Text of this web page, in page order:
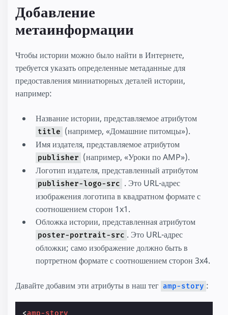
Добавление
метаинформации
Чтобы истории можно было найти в Интернете,
требуется указать определенные метаданные для
предоставления миниатюрных деталей истории,
например:
Название истории, представляемое атрибутом
title (например, «Домашние питомцы»).
Имя издателя, представляемое атрибутом
publisher (например, «Уроки по AMP»).
Логотип издателя, представленный атрибутом
publisher-logo-src . Это URL-адрес
изображения логотипа в квадратном формате с
соотношением сторон 1x1.
Обложка истории, представленная атрибутом
poster-portrait-src . Это URL-адрес
обложки; само изображение должно быть в
портретном формате с соотношением сторон 3x4.
Давайте добавим эти атрибуты в наш тег amp-story :
<amp-story